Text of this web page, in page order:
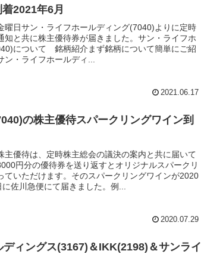
2021年6月
曜日サン・ライフホールディング(7040)よりに定時
知と共に株主優待券が届きました。サン・ライフホ
について 銘柄紹介まず銘柄について簡単にご紹
ン・ライフホールディ...
2021.06.17
の株主優待スパークリングワイン到
主優待は、定時株主総会の議決の案内と共に届いて
円分の優待券を送り返すとオリジナルスパークリ
ていただけます。そのスパークリングワインが2020
佐川急便にて届きました。例...
2020.07.29
ィングス(3167)＆IKK(2198)＆サンライ